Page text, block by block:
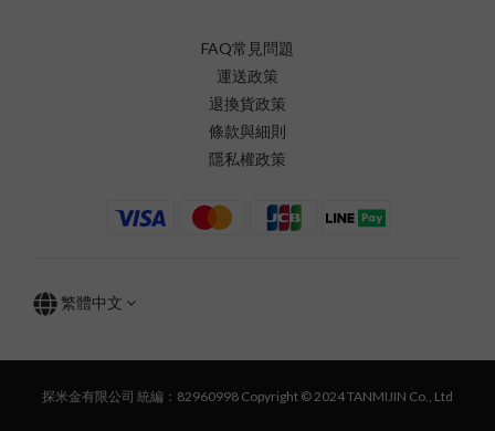
FAQ常見問題
運送政策
退換貨政策
條款與細則
隱私權政策
繁體中文
探米金有限公司 統編：82960998 Copyright © 2024 TANMIJIN Co., Ltd